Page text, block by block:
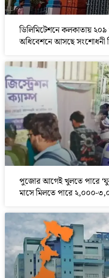
ডিলিমিটেশনে কলকাতায়
অধিবেশনে আসছে সংশোধনী
পুজোর আগেই খুলতে পারে
মাসে মিলতে পারে ২,০০০-